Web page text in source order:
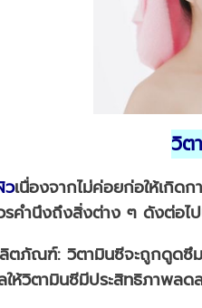
วิต
วเนื่องจากไม่ค่อยก่อให้เกิด
รคำนึงถึงสิ่งต่าง ๆ ดังต่อไ
ตภัณฑ์: วิตามินซีจะถูกดูดซึม
ห้วิตามินซีมีประสิทธิภาพลด